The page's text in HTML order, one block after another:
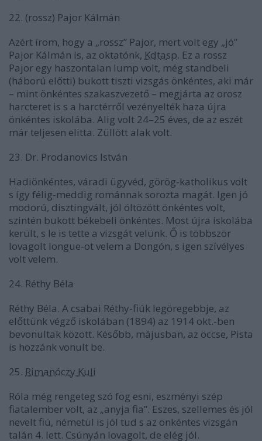
22. (rossz) Pajor Kálmán
Azért írom, hogy a „rossz” Pajor, mert volt egy „jó”
Pajor Kálmán is, az oktatónk, Kdtasp. Ez a rossz
Pajor egy haszontalan lump volt, még standbeli
(háború előtti) bukott tiszti vizsgás önkéntes, aki már
– mint önkéntes szakaszvezető – megjárta az orosz
harcteret is s a harctérről vezényelték haza újra
önkéntes iskolába. Alig volt 24–25 éves, de az eszét
már teljesen elitta. Züllött alak volt.
23. Dr. Prodanovics István
Hadiönkéntes, váradi ügyvéd, görög-katholikus volt
s így félig-meddig románnak sorozta magát. Igen jó
modorú, disztingvált, jól öltözött önkéntes volt,
szintén bukott békebeli önkéntes. Most újra iskolába
került, s le is tette a vizsgát velünk. Ő is többször
lovagolt longue-ot velem a Dongón, s igen szívélyes
volt velem.
24. Réthy Béla
Réthy Béla. A csabai Réthy-fiúk legöregebbje, az
előttünk végző iskolában (1894) az 1914 okt.-ben
bevonultak között. Később, májusban, az öccse, Pista
is hozzánk vonult be.
25. Rimanóczy Kuli
Róla még rengeteg szó fog esni, eszményi szép
fiatalember volt, az „anyja fia”. Eszes, szellemes és jól
nevelt fiú, németül is jól tud s az önkéntes vizsgán
talán 4. lett. Csúnyán lovagolt, de elég jól.